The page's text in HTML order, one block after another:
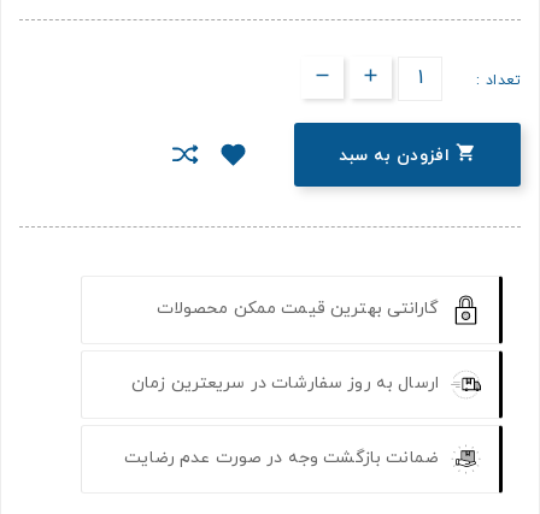
تعداد :
 افزودن به سبد
گارانتی بهترین قیمت ممکن محصولات
ارسال به روز سفارشات در سریعترین زمان
ضمانت بازگشت وجه در صورت عدم رضایت